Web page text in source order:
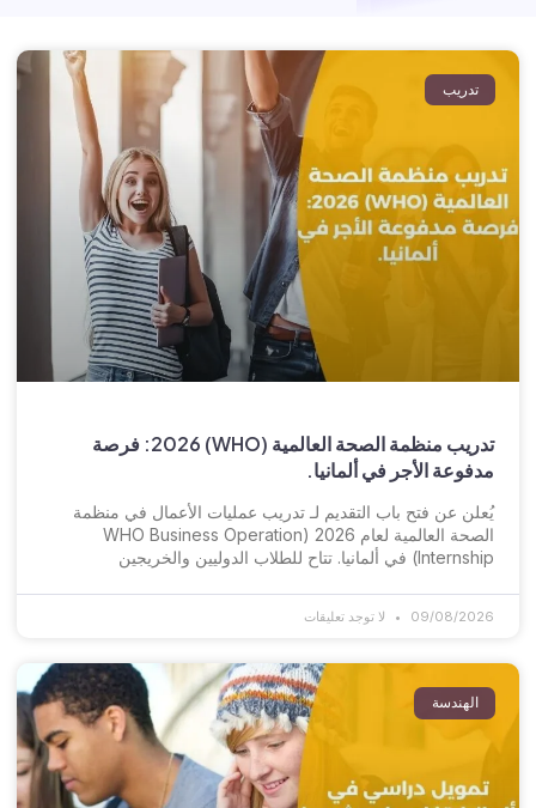
تدريب
تدريب منظمة الصحة العالمية (WHO) 2026: فرصة
مدفوعة الأجر في ألمانيا.
يُعلن عن فتح باب التقديم لـ تدريب عمليات الأعمال في منظمة
الصحة العالمية لعام 2026 (WHO Business Operation
Internship) في ألمانيا. تتاح للطلاب الدوليين والخريجين
09/08/2026 لا توجد تعليقات
الهندسة